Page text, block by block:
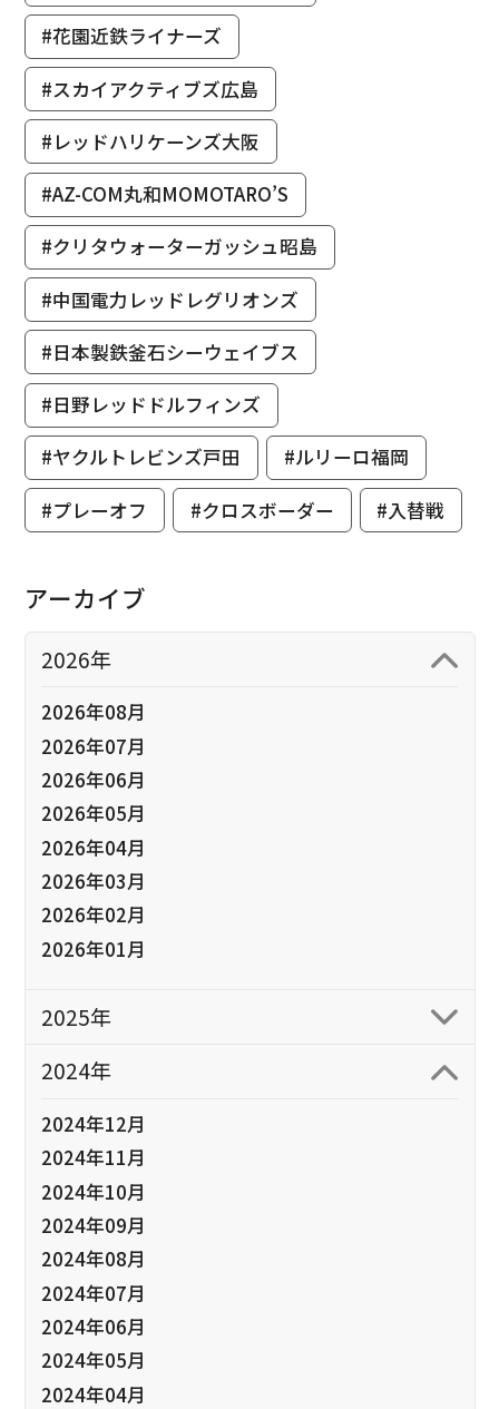
#花園近鉄ライナーズ
#スカイアクティブズ広島
#レッドハリケーンズ大阪
#AZ-COM丸和MOMOTARO’S
#クリタウォーターガッシュ昭島
#中国電力レッドレグリオンズ
#日本製鉄釜石シーウェイブス
#日野レッドドルフィンズ
#ヤクルトレビンズ戸田
#ルリーロ福岡
#プレーオフ
#クロスボーダー #入替戦
アーカイブ
2026年
2026年08月
2026年07月
2026年06月
2026年05月
2026年04月
2026年03月
2026年02月
2026年01月
2025年
2024年
2024年12月
2024年11月
2024年10月
2024年09月
2024年08月
2024年07月
2024年06月
2024年05月
2024年04月